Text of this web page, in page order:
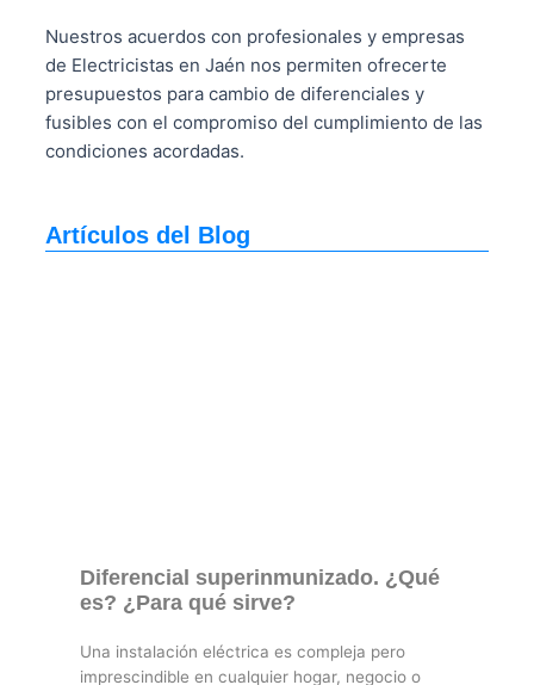
Nuestros acuerdos con profesionales y empresas
de Electricistas en Jaén nos permiten ofrecerte
presupuestos para cambio de diferenciales y
fusibles con el compromiso del cumplimiento de las
condiciones acordadas.
Artículos del Blog
Diferencial superinmunizado. ¿Qué
es? ¿Para qué sirve?
Una instalación eléctrica es compleja pero
imprescindible en cualquier hogar, negocio o